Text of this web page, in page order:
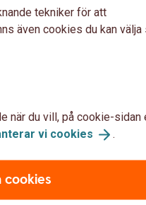
gör
som
tekniker för att
även cookies du kan välja
när du vill, på cookie-sidan
vi cookies .
cookies